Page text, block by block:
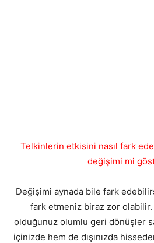
Telkinlerin etkisini nasıl fark
değişimi mi
Değişimi aynada bile fark
fark etmeniz biraz zor olabilir.
olduğunuz olumlu geri dönüşler
içinizde hem de dışınızda